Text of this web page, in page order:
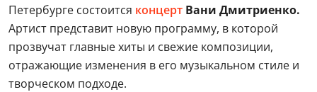
Петербурге состоится концерт Вани Дмитриенко.
Артист представит новую программу, в которой
прозвучат главные хиты и свежие композиции,
отражающие изменения в его музыкальном стиле и
творческом подходе.